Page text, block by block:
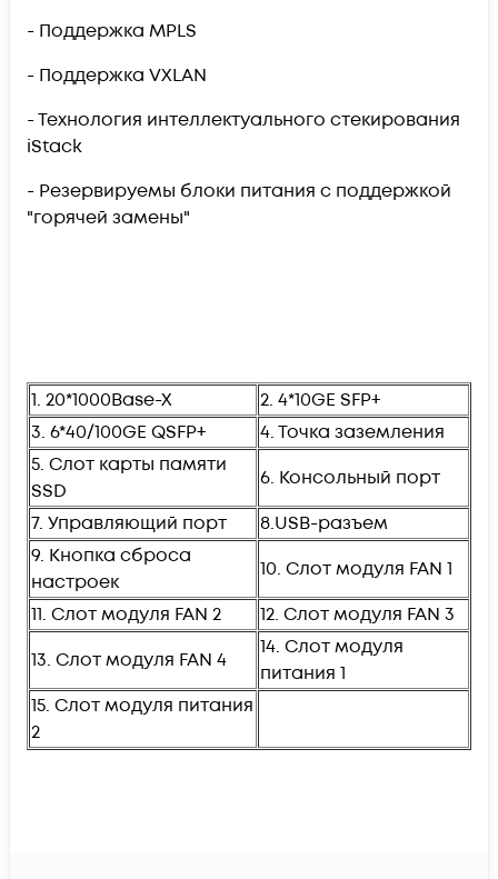
- Поддержка MPLS
- Поддержка VXLAN
- Технология интеллектуального стекирования
iStack
- Резервируемы блоки питания с поддержкой
"горячей замены"
1. 20*1000Base-X
2. 4*10GE SFP+
3. 6*40/100GE QSFP+
4. Точка заземления
5. Слот карты памяти
SSD
6. Консольный порт
7. Управляющий порт
8.USB-разъем
9. Кнопка сброса
настроек
10. Слот модуля FAN 1
11. Слот модуля FAN 2
12. Слот модуля FAN 3
13. Слот модуля FAN 4
14. Слот модуля
питания 1
15. Слот модуля питания
2